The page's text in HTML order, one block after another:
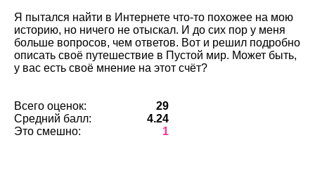
Я пытался найти в Интернете что-то похожее на мою
историю, но ничего не отыскал. И до сих пор у меня
больше вопросов, чем ответов. Вот и решил подробно
описать своё путешествие в Пустой мир. Может быть,
у вас есть своё мнение на этот счёт?
Всего оценок:
29
Средний балл:
4.24
Это смешно:
1